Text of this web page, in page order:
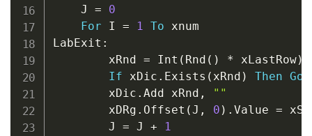
    J
=
0
For I = 1 To xnum
LabExit :
        xRnd
= Int ( Rnd ( ) * xLastRow)
If xDic . Exists ( xRnd ) Then
        xDic
. Add xRnd ,
""
        xDRg
. Offset (J , 0 ) . Value =
        J
= J +
1